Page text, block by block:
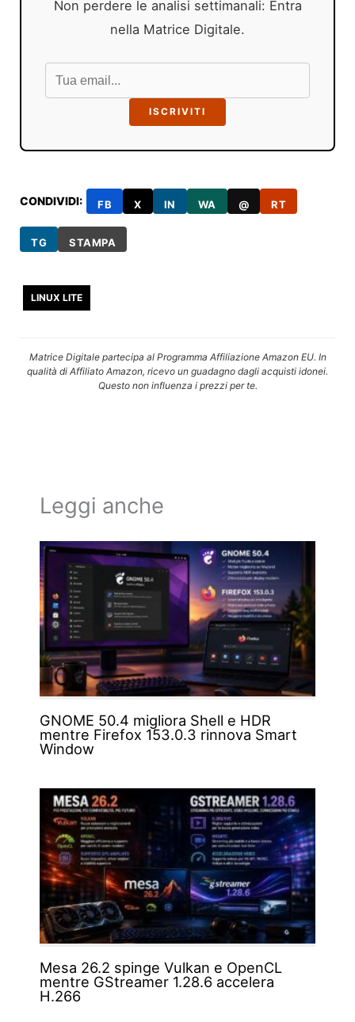
Non perdere le analisi settimanali: Entra
nella Matrice Digitale.
ISCRIVITI
CONDIVIDI: FB X IN WA @ RT
TG STAMPA
LINUX LITE
Matrice Digitale partecipa al Programma Affiliazione Amazon EU. In
qualità di Affiliato Amazon, ricevo un guadagno dagli acquisti idonei.
Questo non influenza i prezzi per te.
Leggi anche
GNOME 50.4 migliora Shell e HDR
mentre Firefox 153.0.3 rinnova Smart
Window
Mesa 26.2 spinge Vulkan e OpenCL
mentre GStreamer 1.28.6 accelera
H.266